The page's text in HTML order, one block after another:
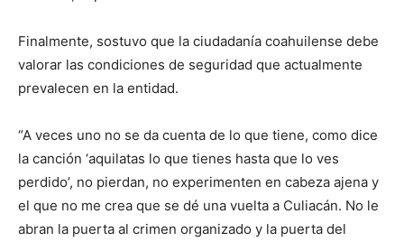
Finalmente, sostuvo que la ciudadanía coahuilense debe
valorar las condiciones de seguridad que actualmente
prevalecen en la entidad.
“A veces uno no se da cuenta de lo que tiene, como dice
la canción ‘aquilatas lo que tienes hasta que lo ves
perdido’, no pierdan, no experimenten en cabeza ajena y
el que no me crea que se dé una vuelta a Culiacán. No le
abran la puerta al crimen organizado y la puerta del